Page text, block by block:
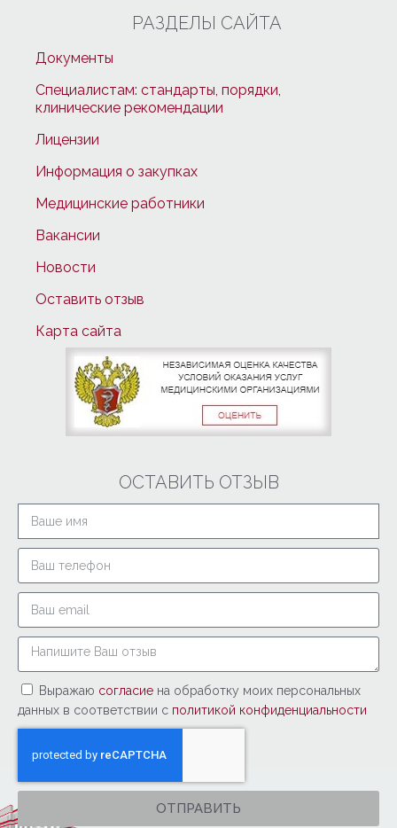
РАЗДЕЛЫ САЙТА
Документы
Специалистам: стандарты, порядки,
клинические рекомендации
Лицензии
Информация о закупках
Медицинские работники
Вакансии
Новости
Оставить отзыв
Карта сайта
ОСТАВИТЬ ОТЗЫВ
Выражаю согласие на обработку моих персональных
данных в соответствии с политикой конфиденциальности
ОТПРАВИТЬ